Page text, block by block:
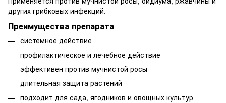
других грибковых инфекций.
Преимущества препарата
системное действие
профилактическое и лечебное действие
эффективен против мучнистой росы
длительная защита растений
подходит для сада, ягодников и овощных культур